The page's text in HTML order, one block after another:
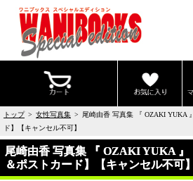
トップ> 女性写真集 > 尾崎由香 写真集 『 OZAKI YUKA
ド】【キャンセル不可】
尾崎由香 写真集 『 OZAKI YUKA 』
＆ポストカード】【キャンセル不可】